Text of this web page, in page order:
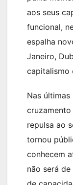
aos seus
funcional,
espalha
Janeiro,
capitalismo
Nas
cruzamento
repulsa ao
tornou
conhecem
não será